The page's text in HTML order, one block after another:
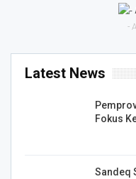
-
Latest News
Fokus
Sandeq